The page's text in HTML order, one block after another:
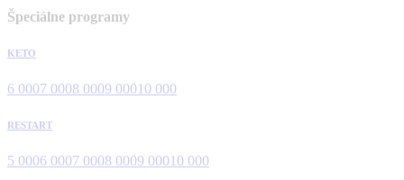
Špeciálne programy
KETO
6 0007 0008 0009 00010 000
RESTART
5 0006 0007 0008 0009 00010 000